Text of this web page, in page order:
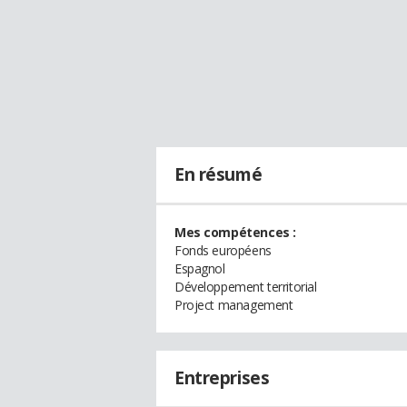
En résumé
Mes compétences :
Fonds européens
Espagnol
Développement territorial
Project management
Entreprises